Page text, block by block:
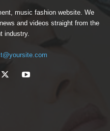
music fashion website. We
and videos straight from the
industry.